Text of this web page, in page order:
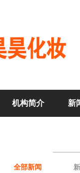
机构简介 新
全部新闻